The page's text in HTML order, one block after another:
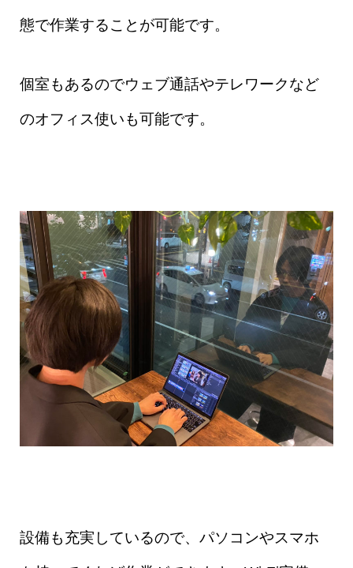
態で作業することが可能です。
個室もあるのでウェブ通話やテレワークなど
のオフィス使いも可能です。
設備も充実しているので、パソコンやスマホ